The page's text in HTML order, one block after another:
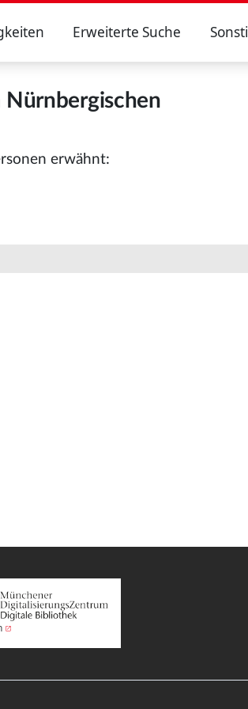
Erweiterte Suche
Nürnbergischen
erwähnt: